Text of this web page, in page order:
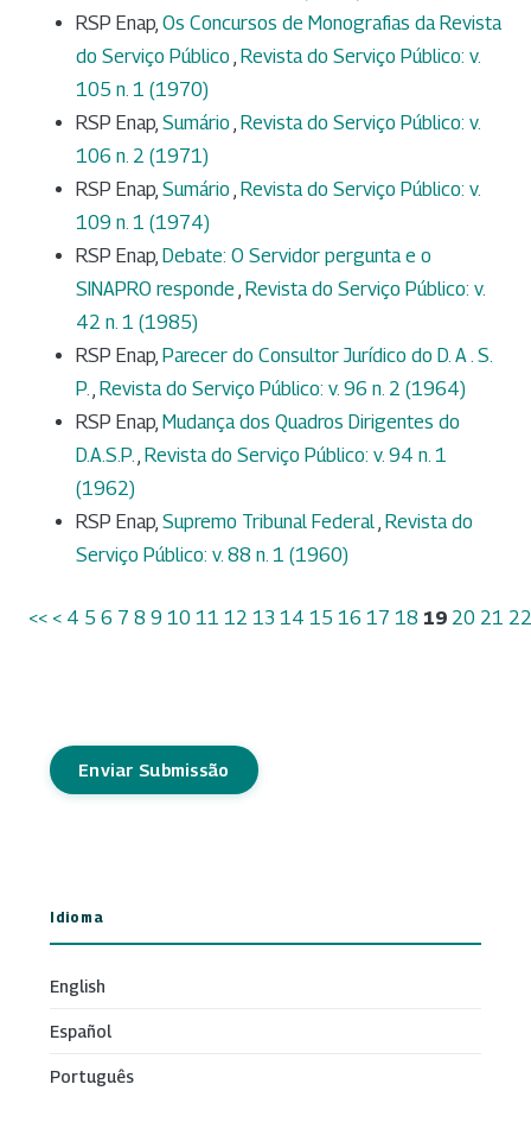
RSP Enap, Os Concursos de Monografias da Revista
do Serviço Público Revista do Serviço Público: v.
105 n. 1 (1970)
RSP Enap, Sumário Revista do Serviço Público: v.
106 n. 2 (1971)
RSP Enap, Sumário Revista do Serviço Público: v.
109 n. 1 (1974)
RSP Enap, Debate: O Servidor pergunta e o
SINAPRO responde Revista do Serviço Público: v.
42 n. 1 (1985)
RSP Enap, Parecer do Consultor Jurídico do D. A . S.
P. Revista do Serviço Público: v. 96 n. 2 (1964)
RSP Enap, Mudança dos Quadros Dirigentes do
D.A.S.P. Revista do Serviço Público: v. 94 n. 1
(1962)
RSP Enap, Supremo Tribunal Federal Revista do
Serviço Público: v. 88 n. 1 (1960)
<< < 4 5 6 7 8 9 10 11 12 13 14 15 16 17 18 19 20 21 22
Enviar Submissão
Idioma
English
Español
Português